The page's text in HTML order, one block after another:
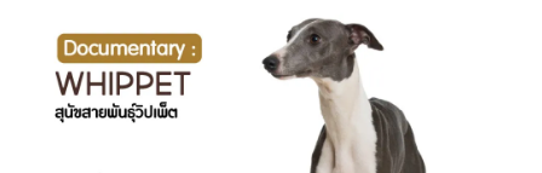
เม็ดเลือดถูกทำลาย และน้องหมาอ่อนแรง และหากไม่ได้รับการ
รักษา อาจถึงขั้นทำให้น้องหมาเสียชีวิตได้เลย มาทำความรู้จัก
ศัตรูให้ชัด : พยาธิเม็ดเลือดตัวหลัก ๆ ที่เจอบ่อยในไทย ผลกระ
ทบต่อสุขภาพ : แม้ว่าพยาธิจะตัวเล็กแค่ไหน ก็อันตรายถึงชีวิต
ได้ ดังนั้น อย่าคิดว่าเป็นเรื่องเล็ก เพราะพยาธิเม็ดเลือดสามารถ
ทำให้หมาคุณ … ถ้าคุณชอบพาหมาไปเที่ยวบ่อย ต้องใส่ใจอะไร